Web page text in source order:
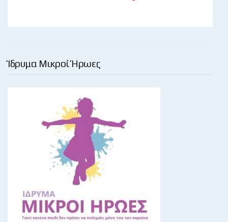
Ίδρυμα Μικροί Ήρωες